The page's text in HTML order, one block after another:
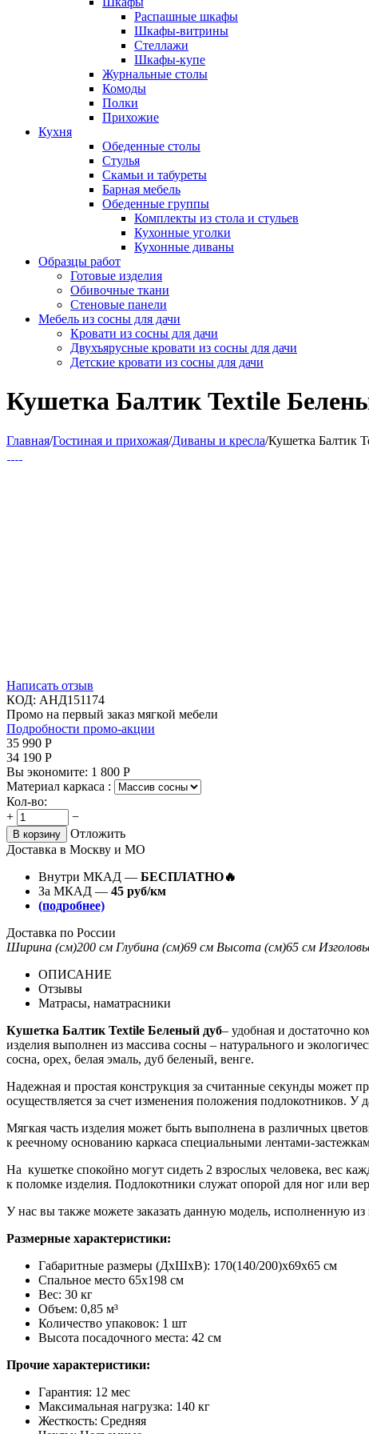
Распашные шкафы
Шкафы-витрины
Стеллажи
Шкафы-купе
Журнальные столы
Комоды
Полки
Прихожие
Кухня
Обеденные столы
Стулья
Скамьи и табуреты
Барная мебель
Обеденные группы
Комплекты из стола и стульев
Кухонные уголки
Кухонные диваны
Образцы работ
Готовые изделия
Обивочные ткани
Стеновые панели
Мебель из сосны для дачи
Кровати из сосны для дачи
Двухъярусные кровати из сосны для дачи
Детские кровати из сосны для дачи
Кушетка Балтик Textile
Главная/Гостиная и прихожая/Диваны и кресла/Кушетка Балтик
Написать отзыв
КОД: АНД151174
Промо на первый заказ мягкой мебели
Подробности промо-акции
35 990 Р
34 190 Р
Вы экономите: 1 800 Р
Материал каркаса :
Кол-во:
+
−
В корзину
Отложить
Доставка в Москву и МО
Внутри МКАД — БЕСПЛАТНО🔥
За МКАД — 45 руб/км
(подробнее)
Доставка по России
Ширина (см)200 см Глубина (см)69 см Высота (см)65 см
ОПИСАНИЕ
Отзывы
Матрасы, наматрасники
Кушетка Балтик Textile Беленый дуб– удобная и достаточно
изделия выполнен из массива сосны – натурального и
сосна, орех, белая эмаль, дуб беленый, венге.
Надежная и простая конструкция за считанные секунды может
осуществляется за счет изменения положения подлокотников.
Мягкая часть изделия может быть выполнена в различных
к реечному основанию каркаса специальными лентами-
На кушетке спокойно могут сидеть 2 взрослых человека, вес
к поломке изделия. Подлокотники служат опорой для ног или
У нас вы также можете заказать данную модель, исполненную из
Размерные характеристики:
Габаритные размеры (ДхШхВ): 170(140/200)х69х65 см
Спальное место 65х198 см
Вес: 30 кг
Объем: 0,85 м³
Количество упаковок: 1 шт
Высота посадочного места: 42 см
Прочие характеристики:
Гарантия: 12 мес
Максимальная нагрузка: 140 кг
Жесткость: Средняя